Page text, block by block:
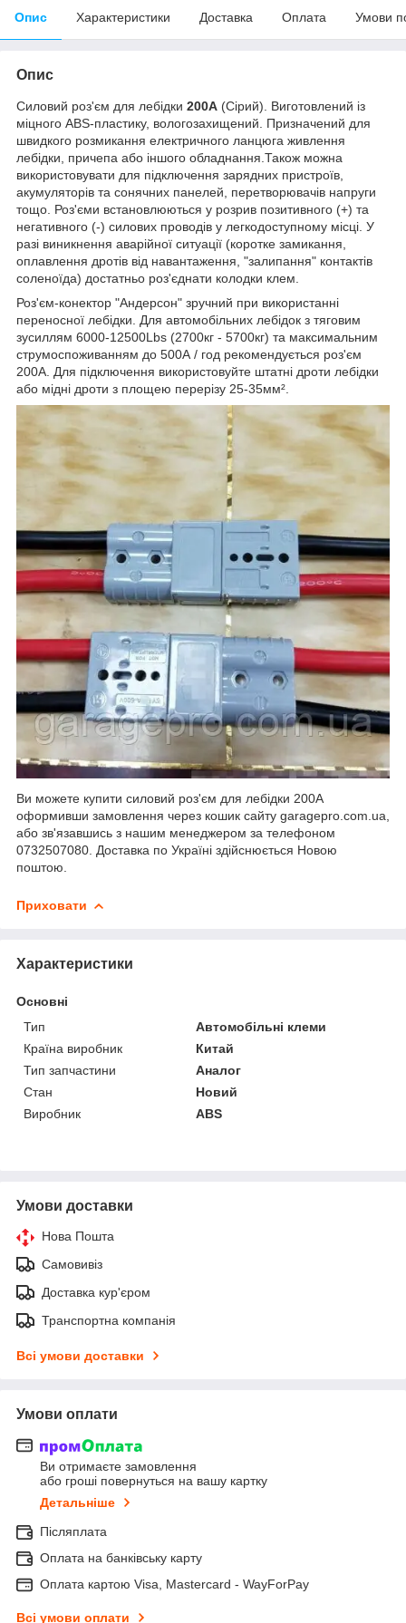
Опис Характеристики Доставка Оплата Умови
Опис
Силовий роз'єм для лебідки 200А (Сірий). Виготовлений із
міцного ABS-пластику, вологозахищений. Призначений для
швидкого розмикання електричного ланцюга живлення
лебідки, причепа або іншого обладнання.Також можна
використовувати для підключення зарядних пристроїв,
акумуляторів та сонячних панелей, перетворювачів напруги
тощо. Роз'єми встановлюються у розрив позитивного (+) та
негативного (-) силових проводів у легкодоступному місці. У
разі виникнення аварійної ситуації (коротке замикання,
оплавлення дротів від навантаження, "залипання" контактів
соленоїда) достатньо роз'єднати колодки клем.
Роз'єм-конектор "Андерсон" зручний при використанні
переносної лебідки. Для автомобільних лебідок з тяговим
зусиллям 6000-12500Lbs (2700кг - 5700кг) та максимальним
струмоспоживанням до 500А / год рекомендується роз'єм
200А. Для підключення використовуйте штатні дроти лебідки
або мідні дроти з площею перерізу 25-35мм².
Ви можете купити силовий роз'єм для лебідки 200А
оформивши замовлення через кошик сайту garagepro.com.ua,
або зв'язавшись з нашим менеджером за телефоном
0732507080. Доставка по Україні здійснюється Новою
поштою.
Приховати
Характеристики
Основні
Тип
Автомобільні клеми
Країна виробник
Китай
Тип запчастини
Аналог
Стан
Новий
Виробник
ABS
Умови доставки
Нова Пошта
Самовивіз
Доставка кур'єром
Транспортна компанія
Всі умови доставки
Умови оплати
Ви отримаєте замовлення
або гроші повернуться на вашу картку
Детальніше
Післяплата
Оплата на банківську карту
Оплата картою Visa, Mastercard - WayForPay
Всі умови оплати